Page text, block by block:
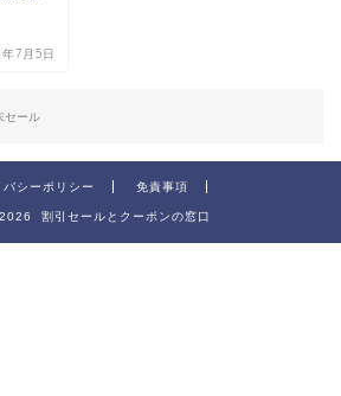
7月5日
セール
バシーポリシー 免責事項
割引セールとクーポンの窓口